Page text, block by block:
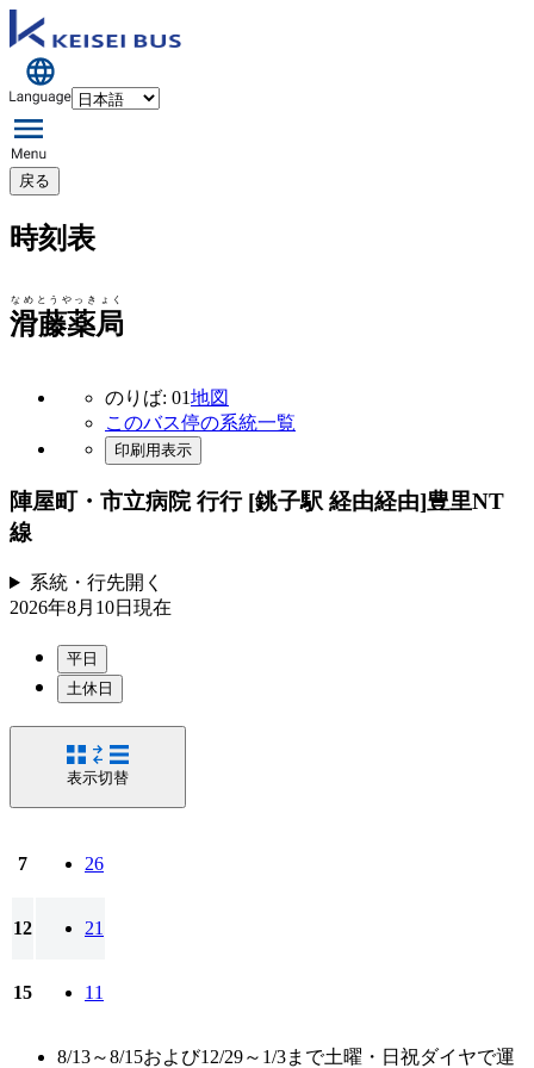
戻る
時刻表
滑藤薬局
なめとうやっきょく
のりば: 01地図
このバス停の系統一覧
印刷用表示
陣屋町・市立病院 行行 [銚子駅 経由経由]豊里NT
線
系統・行先開く
2026年8月10日 現在
平日
土休日
表示切替
7 26
12 21
15 11
8/13～8/15および12/29～1/3まで土曜・日祝ダイヤで運